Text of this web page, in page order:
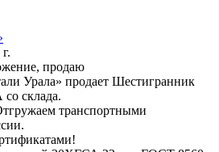
продаю
Урала» продает Шестигранник
склада.
транспортными